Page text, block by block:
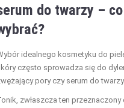
do twarzy – co
idealnego kosmetyku do
często sprowadza się do
pory czy serum do
zwłaszcza ten przeznaczony